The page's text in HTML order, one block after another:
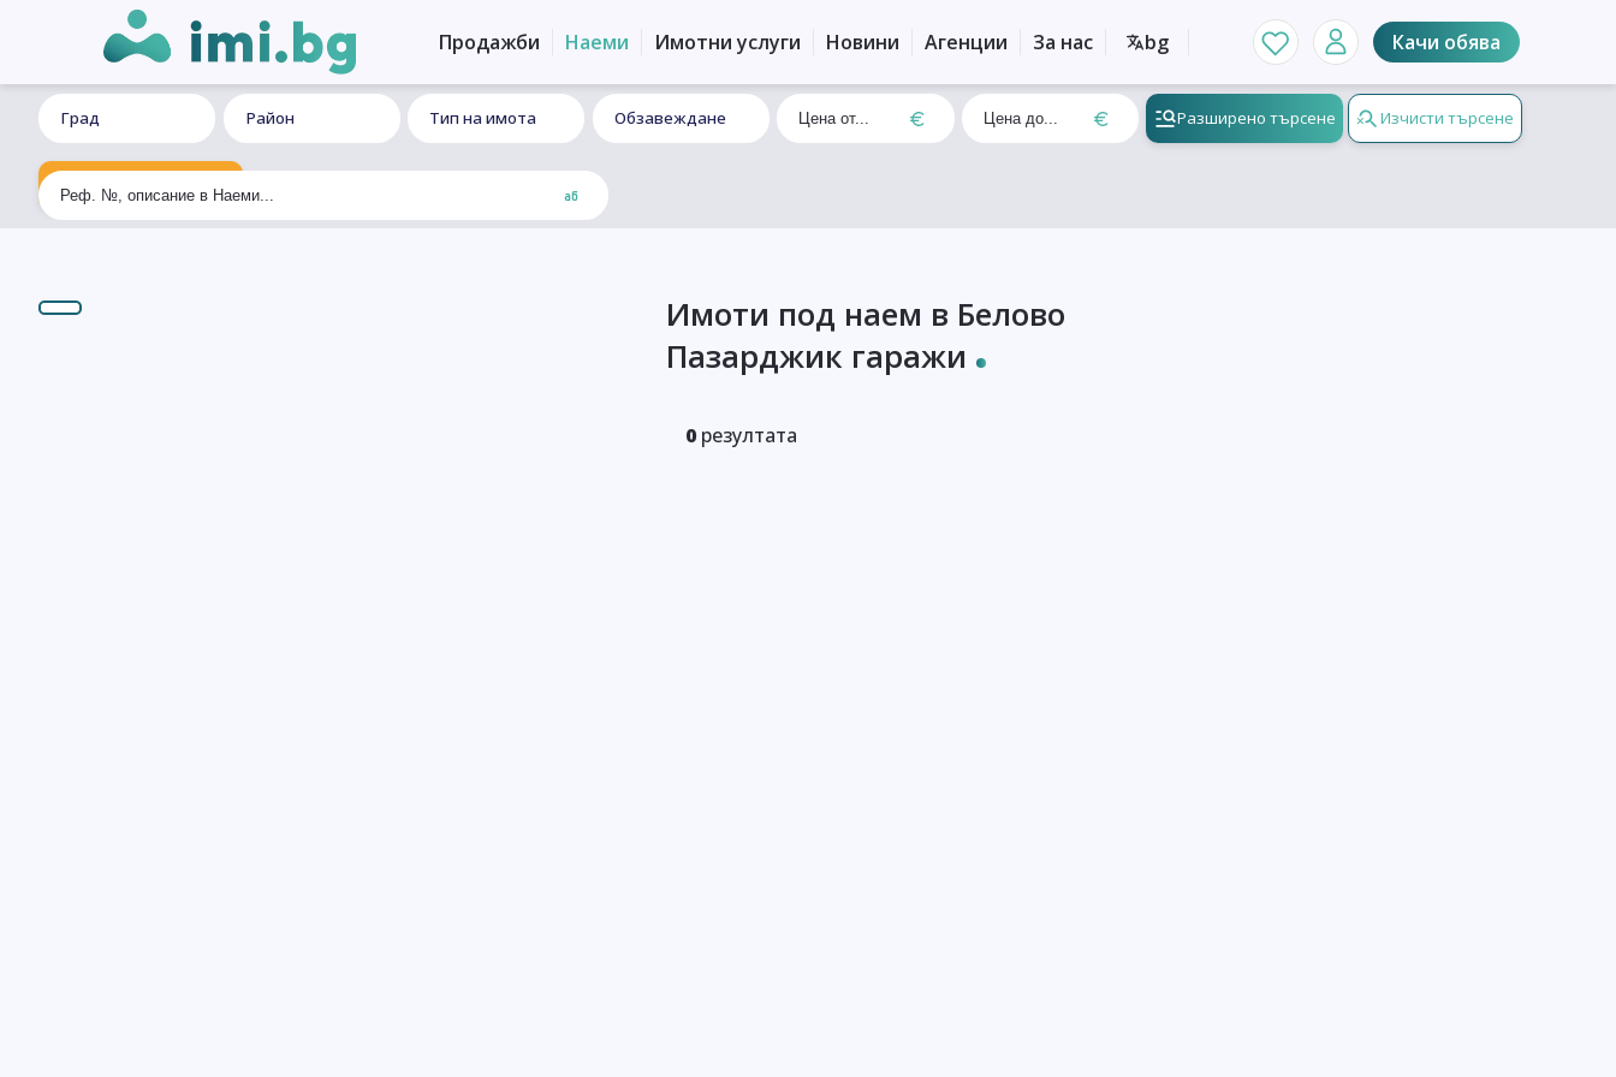
Продажби Наеми Имотни услуги Новини Агенции За нас bg Качи обява
Град Район Тип на имота Обзавеждане Разширено търсене Изчисти търсене
Ексклузивно търсене
Имоти под наем в Белово
Пазарджик гаражи
0 резултата